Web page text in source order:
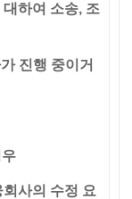
하여 소송, 조
진행 중이거
사의 수정 요